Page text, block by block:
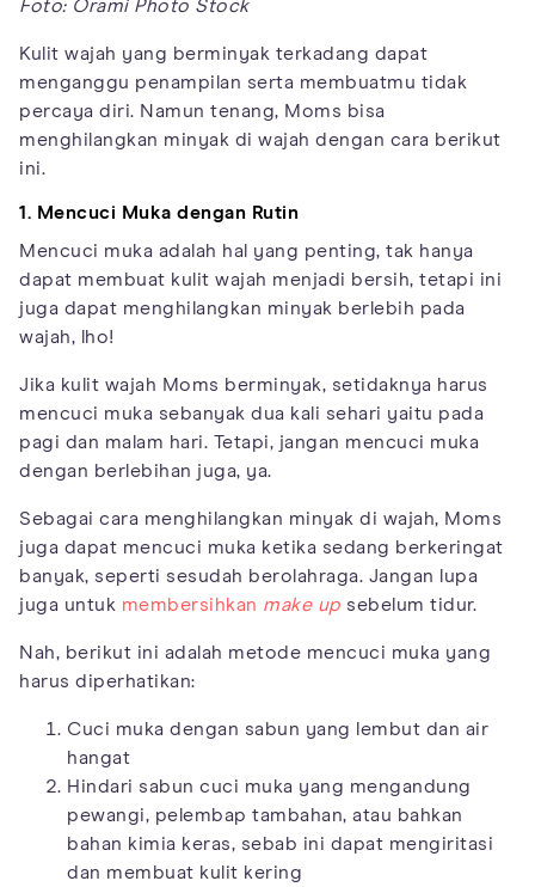
Foto: Orami Photo Stock
Kulit wajah yang berminyak terkadang dapat
menganggu penampilan serta membuatmu tidak
percaya diri. Namun tenang, Moms bisa
menghilangkan minyak di wajah dengan cara berikut
ini.
1. Mencuci Muka dengan Rutin
Mencuci muka adalah hal yang penting, tak hanya
dapat membuat kulit wajah menjadi bersih, tetapi ini
juga dapat menghilangkan minyak berlebih pada
wajah, lho!
Jika kulit wajah Moms berminyak, setidaknya harus
mencuci muka sebanyak dua kali sehari yaitu pada
pagi dan malam hari. Tetapi, jangan mencuci muka
dengan berlebihan juga, ya.
Sebagai cara menghilangkan minyak di wajah, Moms
juga dapat mencuci muka ketika sedang berkeringat
banyak, seperti sesudah berolahraga. Jangan lupa
juga untuk membersihkan make up sebelum tidur.
Nah, berikut ini adalah metode mencuci muka yang
harus diperhatikan:
Cuci muka dengan sabun yang lembut dan air
hangat
Hindari sabun cuci muka yang mengandung
pewangi, pelembap tambahan, atau bahkan
bahan kimia keras, sebab ini dapat mengiritasi
dan membuat kulit kering